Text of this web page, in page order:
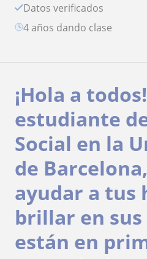
Datos verificados
4 años dando clase
¡Hola a
estudiante
Social en la
de
ayudar a tus
brillar en sus
están en